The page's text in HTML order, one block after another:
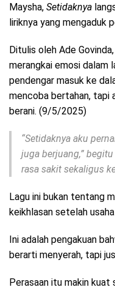
Maysha, Setidaknya
liriknya yang mengaduk
Ditulis oleh Ade
merangkai emosi dalam
pendengar masuk ke
mencoba bertahan, tapi
berani. (9/5/2025)
“Setidaknya aku
juga berjuang,”
rasa sakit sekaligus
Lagu ini bukan tentang
keikhlasan setelah
Ini adalah pengakuan
berarti menyerah, tapi
Perasaan itu makin kuat